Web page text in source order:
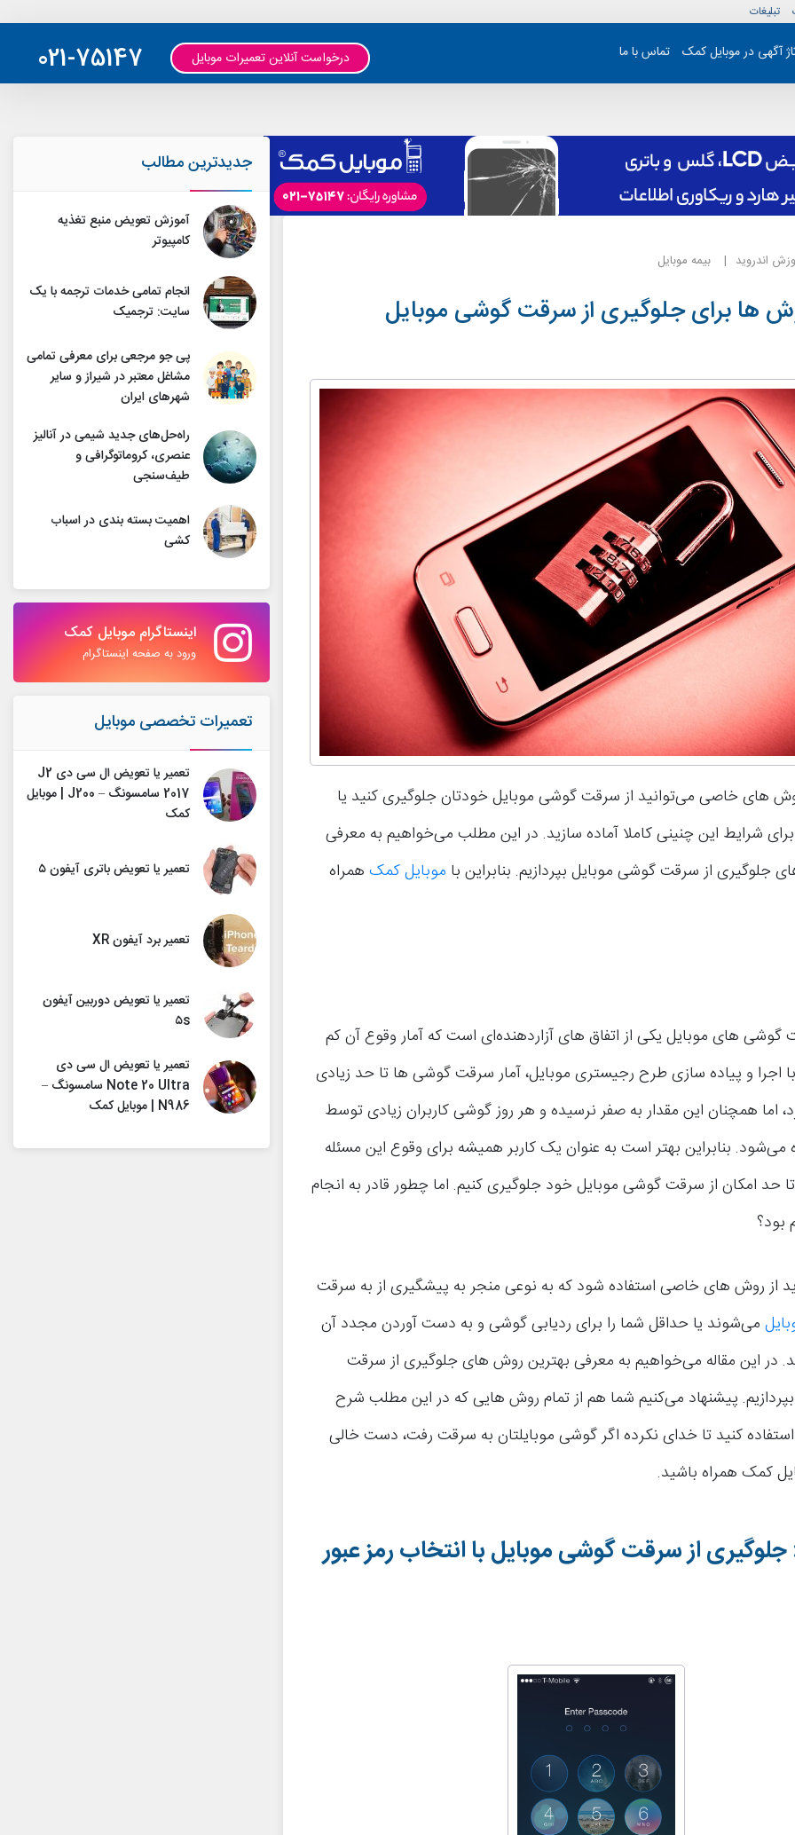
تبلیغات
آگهی در موبایل کمک تماس با ما 021-75147 درخواست آنلاین تعمیرات موبایل
اندروید بیمه موبایل
ها برای جلوگیری از سرقت گوشی موبایل
روش های خاصی می‌توانید از سرقت گوشی موبایل خودتان جلوگیری کنید یا
شرایط این چنینی کاملا آماده سازید. در این مطلب می‌خواهیم به معرفی
جلوگیری از سرقت گوشی موبایل بپردازیم. بنابراین با موبایل کمک همراه
گوشی های موبایل یکی از اتفاق های آزاردهنده‌ای است که آمار وقوع آن کم
اجرا و پیاده سازی طرح رجیستری موبایل، آمار سرقت گوشی ها تا حد زیادی
اما همچنان این مقدار به صفر نرسیده و هر روز گوشی کاربران زیادی توسط
می‌شود. بنابراین بهتر است به عنوان یک کاربر همیشه برای وقوع این مسئله
حد امکان از سرقت گوشی موبایل خود جلوگیری کنیم. اما چطور قادر به انجام
بود؟
از روش های خاصی استفاده شود که به نوعی منجر به پیشگیری از به سرقت
می‌شوند یا حداقل شما را برای ردیابی گوشی و به دست آوردن مجدد آن
در این مقاله می‌خواهیم به معرفی بهترین روش های جلوگیری از سرقت
پیشنهاد می‌کنیم شما هم از تمام روش هایی که در این مطلب شرح
کنید تا خدای نکرده اگر گوشی موبایلتان به سرقت رفت، دست خالی
کمک همراه باشید.
از سرقت گوشی موبایل با انتخاب رمز عبور
جدیدترین مطالب
آموزش تعویض منبع تغذیه
کامپیوتر
انجام تمامی خدمات ترجمه با یک
سایت: ترجمیک
پی جو مرجعی برای معرفی تمامی
مشاغل معتبر در شیراز و سایر
شهرهای ایران
راه‌حل‌های جدید شیمی در آنالیز
عنصری، کروماتوگرافی و
طیف‌سنجی
اهمیت بسته بندی در اسباب
کشی
اینستاگرام موبایل کمک
ورود به صفحه اینستاگرام
تعمیرات تخصصی موبایل
تعمیر یا تعویض ال سی دی J2
2017 سامسونگ – J200 | موبایل
کمک
تعمیر یا تعویض باتری آیفون ۵
تعمیر برد آیفون XR
تعمیر یا تعویض دوربین آیفون
۵s
تعمیر یا تعویض ال سی دی
Note 20 Ultra سامسونگ –
N986 | موبایل کمک